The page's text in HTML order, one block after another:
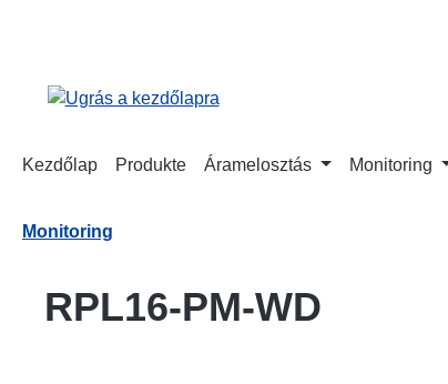
Kezdőlap Produkte Áramelosztás Monitoring
Monitoring
RPL16-PM-WD